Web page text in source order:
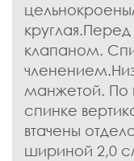
клапаном.
манжетой. По
спинке
втачены
шириной 2,0